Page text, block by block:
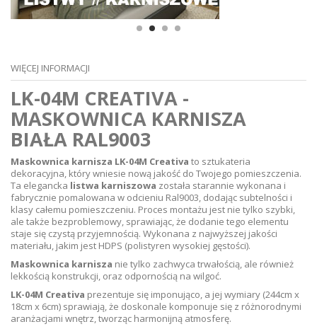
WIĘCEJ INFORMACJI
LK-04M CREATIVA -
MASKOWNICA KARNISZA
BIAŁA RAL9003
Maskownica karnisza LK-04M Creativa to sztukateria
dekoracyjna, który wniesie nową jakość do Twojego pomieszczenia.
Ta elegancka listwa karniszowa została starannie wykonana i
fabrycznie pomalowana w odcieniu Ral9003, dodając subtelności i
klasy całemu pomieszczeniu. Proces montażu jest nie tylko szybki,
ale także bezproblemowy, sprawiając, że dodanie tego elementu
staje się czystą przyjemnością. Wykonana z najwyższej jakości
materiału, jakim jest HDPS (polistyren wysokiej gęstości).
Maskownica karnisza nie tylko zachwyca trwałością, ale również
lekkością konstrukcji, oraz odpornością na wilgoć.
LK-04M Creativa prezentuje się imponująco, a jej wymiary (244cm x
18cm x 6cm) sprawiają, że doskonale komponuje się z różnorodnymi
aranżacjami wnętrz, tworząc harmonijną atmosferę.